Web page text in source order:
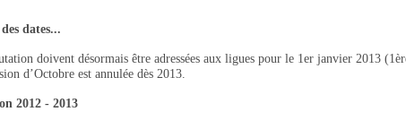
dates...
doivent désormais être adressées aux ligues pour le 1er janvier 2013
d’Octobre est annulée dès 2013.
2012 - 2013